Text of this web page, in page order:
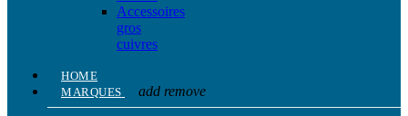
Accessoires
gros
cuivres
HOME
MARQUES
add remove